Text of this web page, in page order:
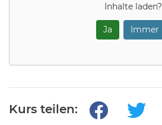
Inhalte laden?
Ja Immer
Kurs teilen: